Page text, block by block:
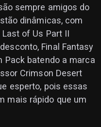
sempre amigos do
dinâmicas, com
of Us Part II
Final Fantasy
Pack batendo a marca
Crimson Desert
esperto, pois essas
mais rápido que um